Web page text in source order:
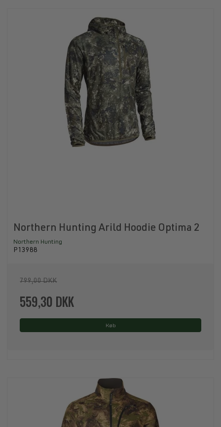
Northern Hunting Arild Hoodie Optima 2
Northern Hunting
P13988
799,00 DKK
559,30 DKK
Køb